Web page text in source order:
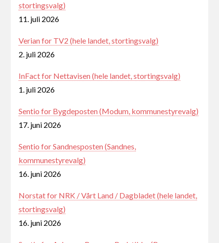
stortingsvalg)
11. juli 2026
Verian for TV2 (hele landet, stortingsvalg)
2. juli 2026
InFact for Nettavisen (hele landet, stortingsvalg)
1. juli 2026
Sentio for Bygdeposten (Modum, kommunestyrevalg)
17. juni 2026
Sentio for Sandnesposten (Sandnes,
kommunestyrevalg)
16. juni 2026
Norstat for NRK / Vårt Land / Dagbladet (hele landet,
stortingsvalg)
16. juni 2026